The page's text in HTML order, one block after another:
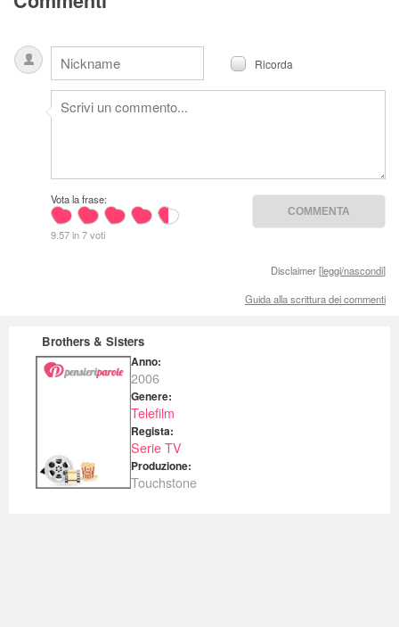
Ricorda
Vota la frase:
9.57 in 7 voti
Disclaimer [leggi/nascondi]
Guida alla scrittura dei commenti
Brothers & Sisters
Anno:
2006
Genere:
Telefilm
Regista:
Serie TV
Produzione:
Touchstone